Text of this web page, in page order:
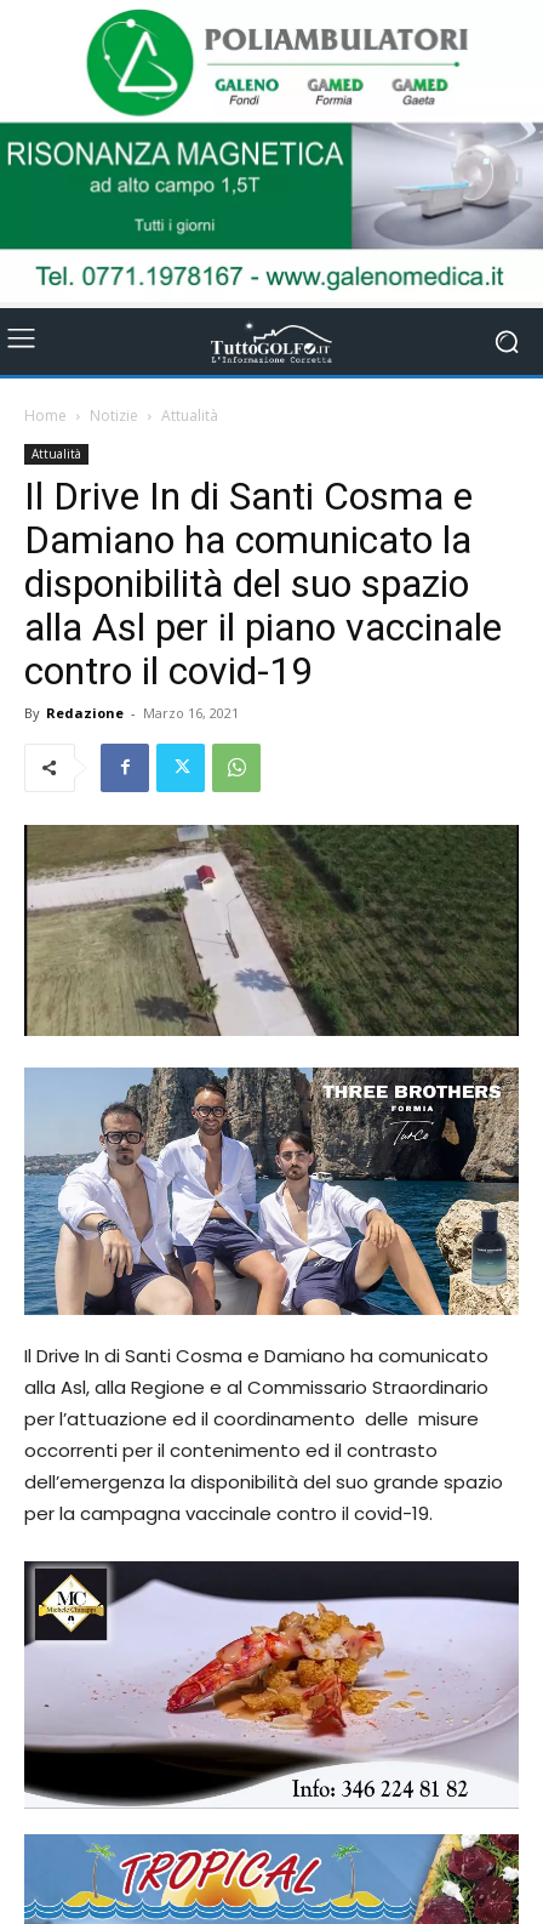
Home Notizie Attualità
Attualità
Il Drive In di Santi Cosma e
Damiano ha comunicato la
disponibilità del suo spazio
alla Asl per il piano vaccinale
contro il covid-19
By Redazione - Marzo 16, 2021
Il Drive In di Santi Cosma e Damiano ha comunicato
alla Asl, alla Regione e al Commissario Straordinario
per l’attuazione ed il coordinamento delle misure
occorrenti per il contenimento ed il contrasto
dell’emergenza la disponibilità del suo grande spazio
per la campagna vaccinale contro il covid-19.